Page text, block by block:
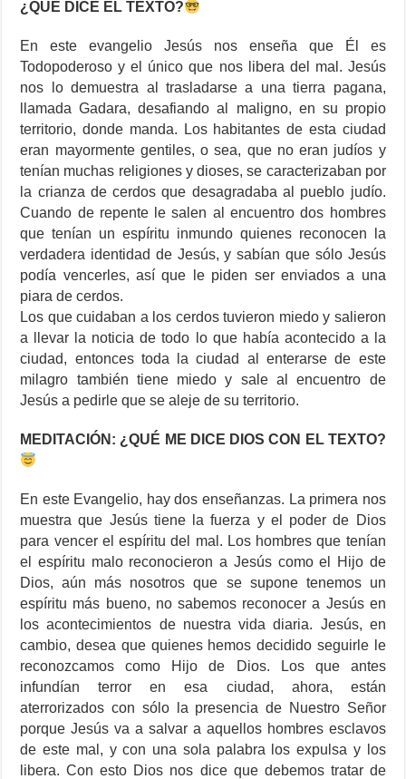
¿QUÉ DICE EL TEXTO?
En este evangelio Jesús nos enseña que Él es
Todopoderoso y el único que nos libera del mal. Jesús
nos lo demuestra al trasladarse a una tierra pagana,
llamada Gadara, desafiando al maligno, en su propio
territorio, donde manda. Los habitantes de esta ciudad
eran mayormente gentiles, o sea, que no eran judíos y
tenían muchas religiones y dioses, se caracterizaban por
la crianza de cerdos que desagradaba al pueblo judío.
Cuando de repente le salen al encuentro dos hombres
que tenían un espíritu inmundo quienes reconocen la
verdadera identidad de Jesús, y sabían que sólo Jesús
podía vencerles, así que le piden ser enviados a una
piara de cerdos.
Los que cuidaban a los cerdos tuvieron miedo y salieron
a llevar la noticia de todo lo que había acontecido a la
ciudad, entonces toda la ciudad al enterarse de este
milagro también tiene miedo y sale al encuentro de
Jesús a pedirle que se aleje de su territorio.
MEDITACIÓN: ¿QUÉ ME DICE DIOS CON EL TEXTO?
En este Evangelio, hay dos enseñanzas. La primera nos
muestra que Jesús tiene la fuerza y el poder de Dios
para vencer el espíritu del mal. Los hombres que tenían
el espíritu malo reconocieron a Jesús como el Hijo de
Dios, aún más nosotros que se supone tenemos un
espíritu más bueno, no sabemos reconocer a Jesús en
los acontecimientos de nuestra vida diaria. Jesús, en
cambio, desea que quienes hemos decidido seguirle le
reconozcamos como Hijo de Dios. Los que antes
infundían terror en esa ciudad, ahora, están
aterrorizados con sólo la presencia de Nuestro Señor
porque Jesús va a salvar a aquellos hombres esclavos
de este mal, y con una sola palabra los expulsa y los
libera. Con esto Dios nos dice que debemos tratar de